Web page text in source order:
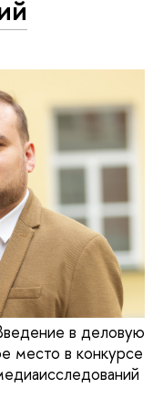
в деловую
место в конкурсе